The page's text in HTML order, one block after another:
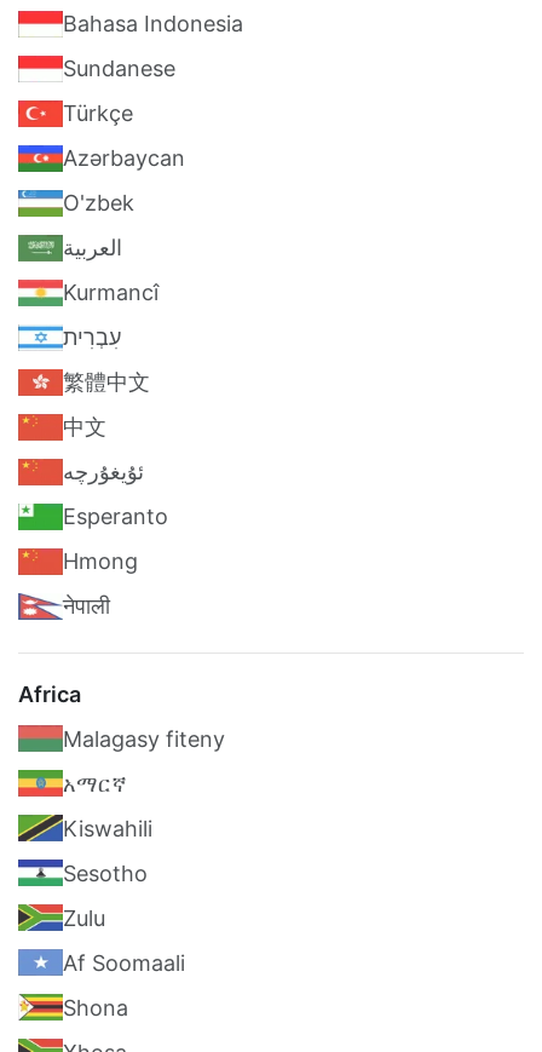
Bahasa Indonesia
Sundanese
Türkçe
Azərbaycan
O'zbek
العربية
Kurmancî
עִבְרִית
繁體中文
中文
ئۇيغۇرچە
Esperanto
Hmong
नेपाली
Africa
Malagasy fiteny
አማርኛ
Kiswahili
Sesotho
Zulu
Af Soomaali
Shona